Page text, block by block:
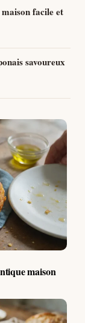
facile et
savoureux
maison